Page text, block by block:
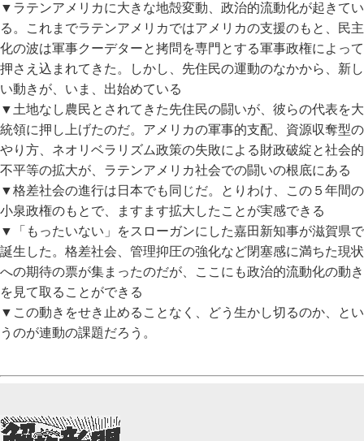
▼ラテンアメリカに大きな地殻変動、政治的流動化が起きてい
る。これまでラテンアメリカではアメリカの支援のもと、民主
化の波は軍事クーデターと拷問を専門とする軍事政権によって
押さえ込まれてきた。しかし、先住民の運動のなかから、新し
い動きが、いま、出始めている
▼土地なし農民とされてきた先住民の闘いが、彼らの代表を大
統領に押し上げたのだ。アメリカの軍事的支配、資源収奪型の
やり方、ネオリベラリズム政策の失敗による財政破綻と社会的
不平等の拡大が、ラテンアメリカ社会での闘いの根底にある
▼格差社会の進行は日本でも同じだ。とりわけ、この５年間の
小泉政権のもとで、ますます拡大したことが実感できる
▼「もったいない」をスローガンにした嘉田新知事が滋賀県で
誕生した。格差社会、管理抑圧の強化など閉塞感に満ちた現状
への期待の票が集まったのだが、ここにも政治的流動化の動き
を見て取ることができる
▼この動きをせき止めることなく、どう生かし切るのか、とい
うのが連動の課題だろう。